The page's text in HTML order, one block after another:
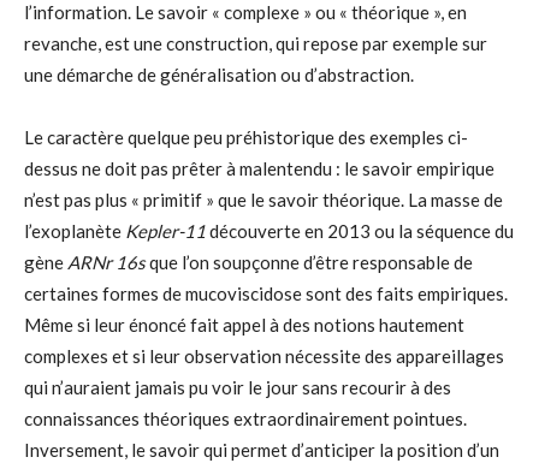
l’information. Le savoir « complexe » ou « théorique », en
revanche, est une construction, qui repose par exemple sur
une démarche de généralisation ou d’abstraction.
Le caractère quelque peu préhistorique des exemples ci-
dessus ne doit pas prêter à malentendu : le savoir empirique
n’est pas plus « primitif » que le savoir théorique. La masse de
l’exoplanète Kepler-11découverte en 2013 ou la séquence du
gène ARNr 16sque l’on soupçonne d’être responsable de
certaines formes de mucoviscidose sont des faits empiriques.
Même si leur énoncé fait appel à des notions hautement
complexes et si leur observation nécessite des appareillages
qui n’auraient jamais pu voir le jour sans recourir à des
connaissances théoriques extraordinairement pointues.
Inversement, le savoir qui permet d’anticiper la position d’un